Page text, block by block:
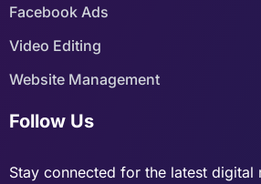
Facebook Ads
Video Editing
Website Management
Follow Us
Stay connected for the latest digital